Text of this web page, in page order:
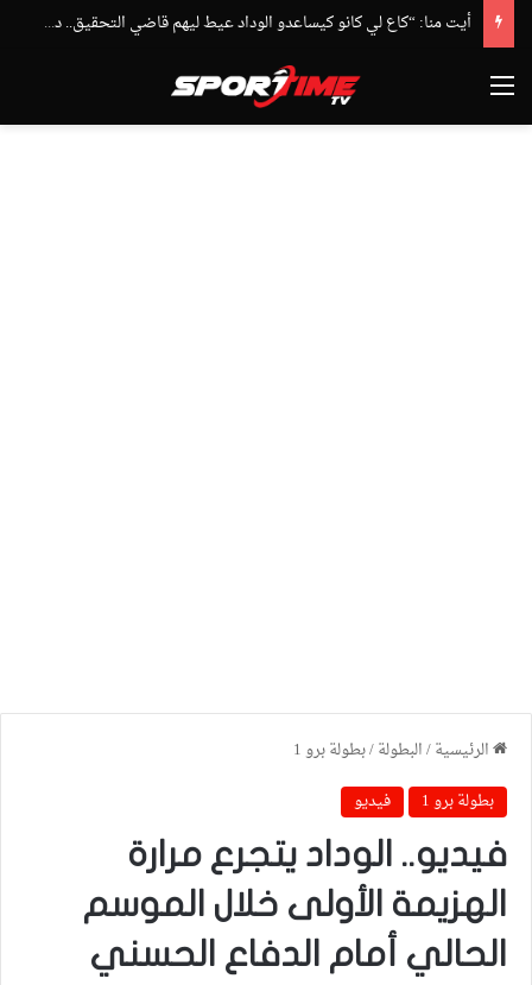
أيت منا: “كاع لي كانو كيساعدو الوداد عيط ليهم قاضي التحقيق.. دابا حتى شي واحد ما بقا باغي يعاون”
القائمة
الرئيسية/البطولة/بطولة برو 1
بطولة برو 1
فيديو
فيديو.. الوداد يتجرع مرارة
الهزيمة الأولى خلال الموسم
الحالي أمام الدفاع الحسني